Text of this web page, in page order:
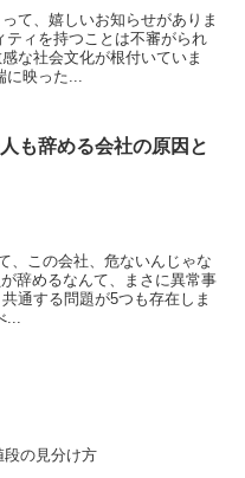
て、嬉しいお知らせがありま
ィを持つことは不審がられ
な社会文化が根付いていま
映った...
も辞める会社の原因と
、この会社、危ないんじゃな
辞めるなんて、まさに異常事
通する問題が5つも存在しま
...
段の見分け方